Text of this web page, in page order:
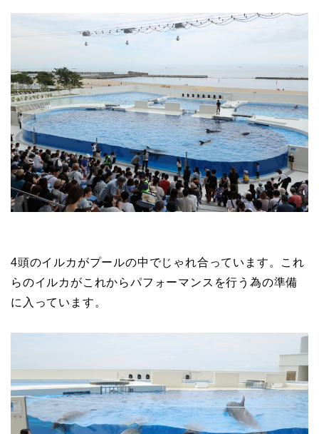
4頭のイルカがプールの中でじゃれ合っています。これ
らのイルカがこれからパフォーマンスを行う為の準備
に入っています。